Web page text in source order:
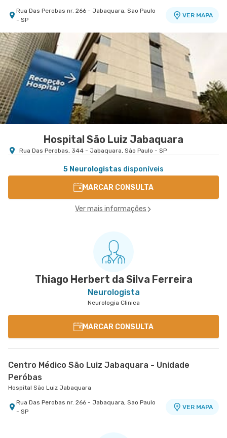
Rua Das Perobas nr. 266 - Jabaquara, Sao Paulo
- SP
VER MAPA
Hospital São Luiz Jabaquara
Rua Das Perobas, 344 - Jabaquara, São Paulo - SP
5 Neurologistas disponíveis
MARCAR CONSULTA
Ver mais informações
Thiago Herbert da Silva Ferreira
Neurologista
Neurologia Clinica
MARCAR CONSULTA
Centro Médico São Luiz Jabaquara - Unidade
Peróbas
Hospital São Luiz Jabaquara
Rua Das Perobas nr. 266 - Jabaquara, Sao Paulo
- SP
VER MAPA